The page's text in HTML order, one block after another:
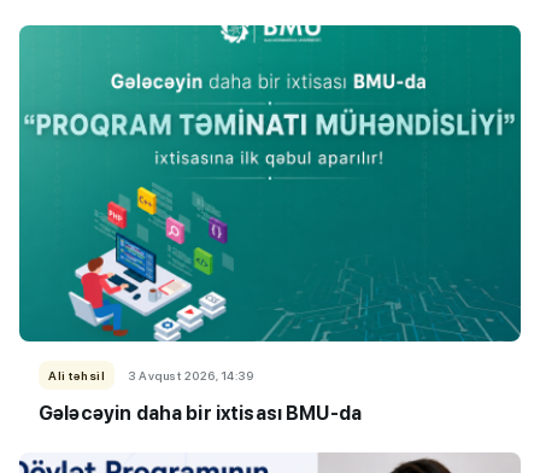
Ali təhsil 3 Avqust 2026, 14:39
Gələcəyin daha bir ixtisası BMU-da